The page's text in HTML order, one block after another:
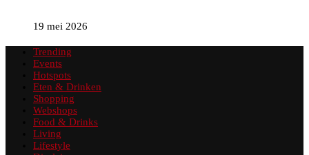
19 mei 2026
Trending
Events
Hotspots
Eten & Drinken
Shopping
Webshops
Food & Drinks
Living
Lifestyle